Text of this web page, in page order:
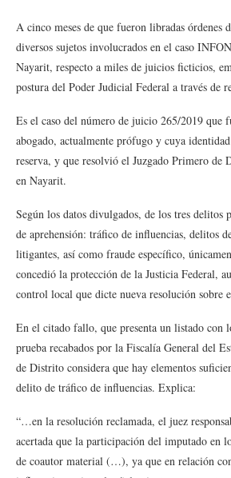
A cinco meses de que fueron libradas órdenes
diversos sujetos involucrados en el caso
Nayarit, respecto a miles de juicios ficticios,
postura del Poder Judicial Federal a través de
Es el caso del número de juicio 265/2019 que
abogado, actualmente prófugo y cuya
reserva, y que resolvió el Juzgado Primero de
en Nayarit.
Según los datos divulgados, de los tres delitos
de aprehensión: tráfico de influencias, delitos
litigantes, así como fraude específico,
concedió la protección de la Justicia Federal,
control local que dicte nueva resolución sobre
En el citado fallo, que presenta un listado con
prueba recabados por la Fiscalía General del
de Distrito considera que hay elementos
delito de tráfico de influencias. Explica:
“…en la resolución reclamada, el juez
acertada que la participación del imputado en
de coautor material (…), ya que en relación